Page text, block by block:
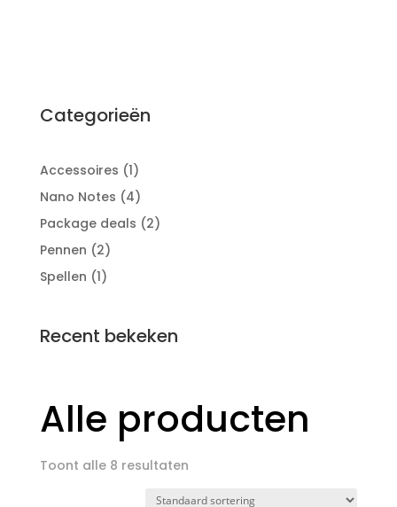
Categorieën
Accessoires 11
product
Nano Notes 44
producten
Package deals 22
Pennen 22
producten
Spellen 11
Recent bekeken
Alle producten
Toont alle 8 resultaten